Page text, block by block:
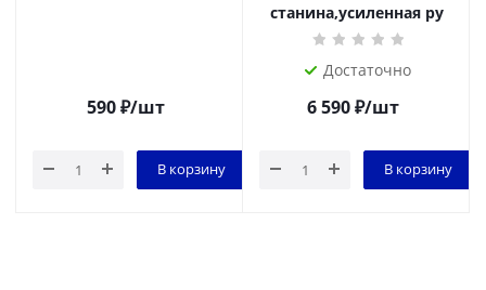
590₽/шт
В корзину
станина,усиленная ру
Достаточно
6 590₽/шт
В корзину